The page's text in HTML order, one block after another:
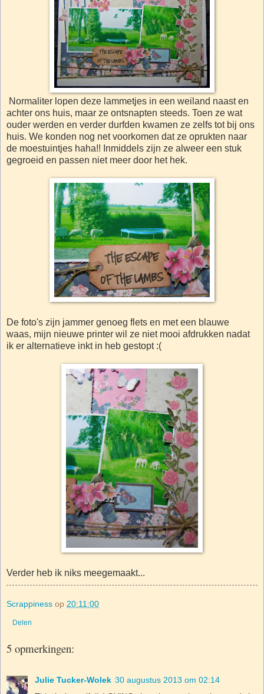
Normaliter lopen deze lammetjes in een weiland naast en
achter ons huis, maar ze ontsnapten steeds. Toen ze wat
ouder werden en verder durfden kwamen ze zelfs tot bij ons
huis. We konden nog net voorkomen dat ze oprukten naar
de moestuintjes haha!! Inmiddels zijn ze alweer een stuk
gegroeid en passen niet meer door het hek.
De foto's zijn jammer genoeg flets en met een blauwe
waas, mijn nieuwe printer wil ze niet mooi afdrukken nadat
ik er alternatieve inkt in heb gestopt :(
Verder heb ik niks meegemaakt...
Scrappiness op 20:11:00
Delen
5 opmerkingen:
Julie Tucker-Wolek 30 augustus 2013 om 02:14